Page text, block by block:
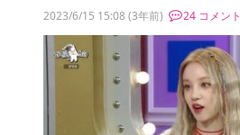
2023/6/15 15:08 (3年前) 24 コメント